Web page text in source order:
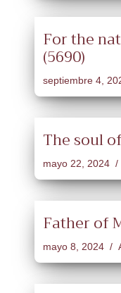
For the
(5690)
septiembre 4,
The soul
mayo 22, 2024
Father of
mayo 8, 2024